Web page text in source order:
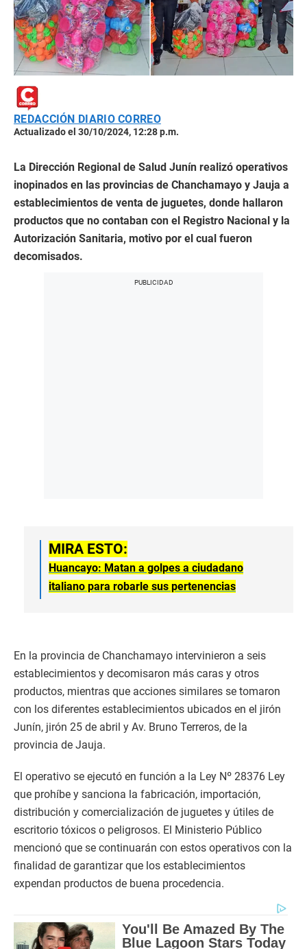
REDACCIÓN DIARIO CORREO
Actualizado el 30/10/2024, 12:28 p.m.
La Dirección Regional de Salud Junín realizó operativos
inopinados en las provincias de Chanchamayo y Jauja a
establecimientos de venta de juguetes, donde hallaron
productos que no contaban con el Registro Nacional y la
Autorización Sanitaria, motivo por el cual fueron
decomisados.
MIRA ESTO:
Huancayo: Matan a golpes a ciudadano
italiano para robarle sus pertenencias
En la provincia de Chanchamayo intervinieron a seis
establecimientos y decomisaron más caras y otros
productos, mientras que acciones similares se tomaron
con los diferentes establecimientos ubicados en el jirón
Junín, jirón 25 de abril y Av. Bruno Terreros, de la
provincia de Jauja.
El operativo se ejecutó en función a la Ley Nº 28376 Ley
que prohíbe y sanciona la fabricación, importación,
distribución y comercialización de juguetes y útiles de
escritorio tóxicos o peligrosos. El Ministerio Público
mencionó que se continuarán con estos operativos con la
finalidad de garantizar que los establecimientos
expendan productos de buena procedencia.